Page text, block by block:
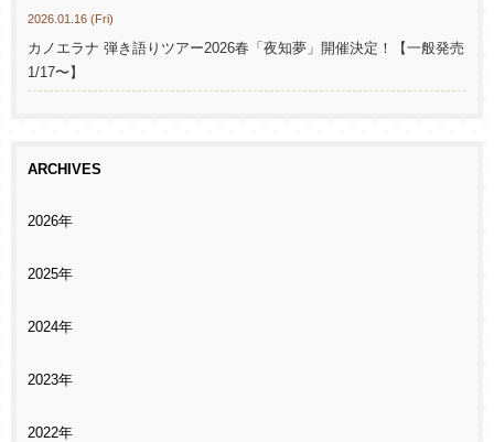
2026.01.16 (Fri)
カノエラナ 弾き語りツアー2026春「夜知夢」開催決定！【一般発売
1/17〜】
ARCHIVES
2026年
2025年
2024年
2023年
2022年